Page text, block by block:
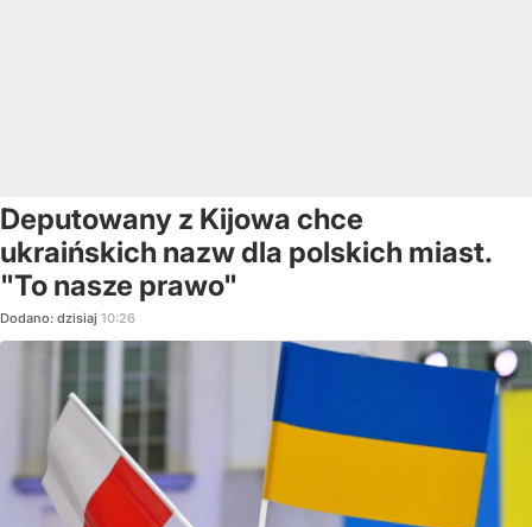
Deputowany z Kijowa chce
ukraińskich nazw dla polskich miast.
"To nasze prawo"
Dodano: dzisiaj 10:26